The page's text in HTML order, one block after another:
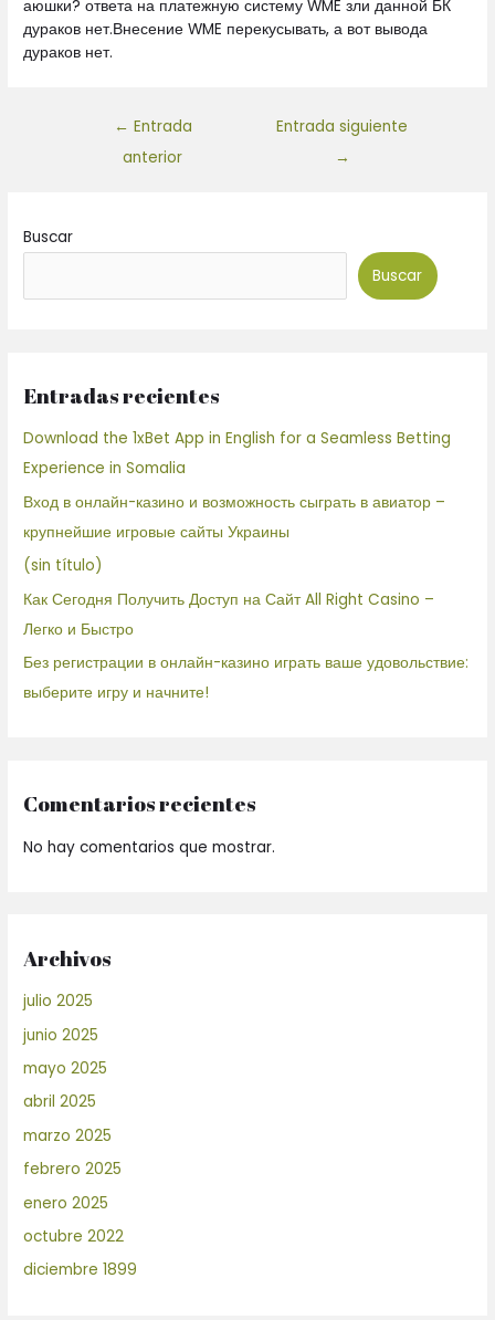
аюшки? ответа на платежную систему WME зли данной БК
дураков нет.Внесение WME перекусывать, а вот вывода
дураков нет.
← Entrada
anterior
Entrada siguiente
→
Buscar
Buscar
Entradas recientes
Download the 1xBet App in English for a Seamless Betting
Experience in Somalia
Вход в онлайн-казино и возможность сыграть в авиатор –
крупнейшие игровые сайты Украины
(sin título)
Как Сегодня Получить Доступ на Сайт All Right Casino –
Легко и Быстро
Без регистрации в онлайн-казино играть ваше удовольствие:
выберите игру и начните!
Comentarios recientes
No hay comentarios que mostrar.
Archivos
julio 2025
junio 2025
mayo 2025
abril 2025
marzo 2025
febrero 2025
enero 2025
octubre 2022
diciembre 1899